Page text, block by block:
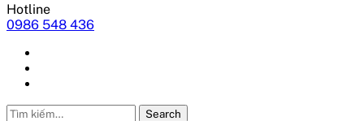
Hotline
0986 548 436
Search